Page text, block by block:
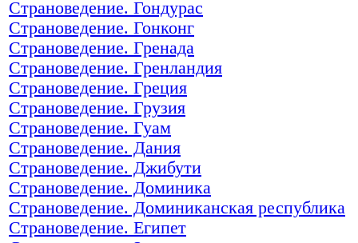
Страноведение. Гондурас
Страноведение. Гонконг
Страноведение. Гренада
Страноведение. Гренландия
Страноведение. Греция
Страноведение. Грузия
Страноведение. Гуам
Страноведение. Дания
Страноведение. Джибути
Страноведение. Доминика
Страноведение. Доминиканская республика
Страноведение. Египет